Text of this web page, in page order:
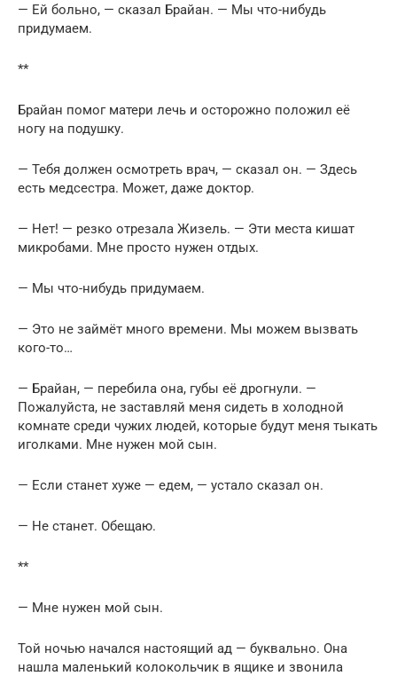
— Ей больно, — сказал Брайан. — Мы что-нибудь
придумаем.
**
Брайан помог матери лечь и осторожно положил её
ногу на подушку.
— Тебя должен осмотреть врач, — сказал он. — Здесь
есть медсестра. Может, даже доктор.
— Нет! — резко отрезала Жизель. — Эти места кишат
микробами. Мне просто нужен отдых.
— Мы что-нибудь придумаем.
— Это не займёт много времени. Мы можем вызвать
кого-то…
— Брайан, — перебила она, губы её дрогнули. —
Пожалуйста, не заставляй меня сидеть в холодной
комнате среди чужих людей, которые будут меня тыкать
иголками. Мне нужен мой сын.
— Если станет хуже — едем, — устало сказал он.
— Не станет. Обещаю.
**
— Мне нужен мой сын.
Той ночью начался настоящий ад — буквально. Она
нашла маленький колокольчик в ящике и звонила